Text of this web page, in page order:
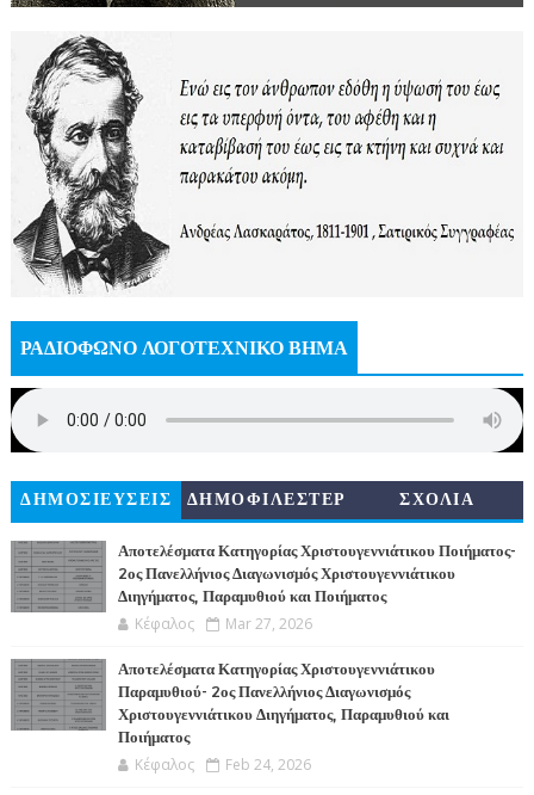
ΡΑΔΙΟΦΩΝΟ ΛΟΓΟΤΕΧΝΙΚΟ ΒΗΜΑ
ΔΗΜΟΣΙΕΥΣΕΙΣ
ΔΗΜΟΦΙΛΕΣΤΕΡ
ΣΧΟΛΙΑ
Αποτελέσματα Κατηγορίας Χριστουγεννιάτικου Ποιήματος-
2ος Πανελλήνιος Διαγωνισμός Χριστουγεννιάτικου
Διηγήματος, Παραμυθιού και Ποιήματος
Κέφαλος Mar 27, 2026
Αποτελέσματα Κατηγορίας Χριστουγεννιάτικου
Παραμυθιού- 2ος Πανελλήνιος Διαγωνισμός
Χριστουγεννιάτικου Διηγήματος, Παραμυθιού και
Ποιήματος
Κέφαλος Feb 24, 2026